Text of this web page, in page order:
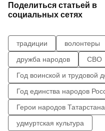
Поделиться статьей в
социальных сетях
традиции волонтеры
дружба народов
СВО
Год воинской и трудовой
Год единства народов
Герои народов Татарстана
удмуртская культура